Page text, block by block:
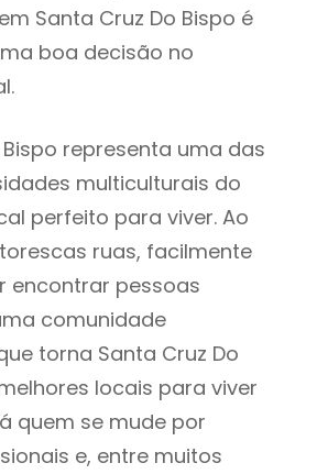
Santa Cruz Do Bispo é
boa decisão no
representa uma das
multiculturais do
perfeito para viver. Ao
ruas, facilmente
encontrar pessoas
comunidade
torna Santa Cruz Do
locais para viver
quem se mude por
e, entre muitos